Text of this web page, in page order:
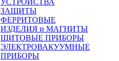
УСТРОЙСТВА
ЗАЩИТЫ
ФЕРРИТОВЫЕ
ИЗДЕЛИЯ и МАГНИТЫ
ЩИТОВЫЕ ПРИБОРЫ
ЭЛЕКТРОВАКУУМНЫЕ
ПРИБОРЫ